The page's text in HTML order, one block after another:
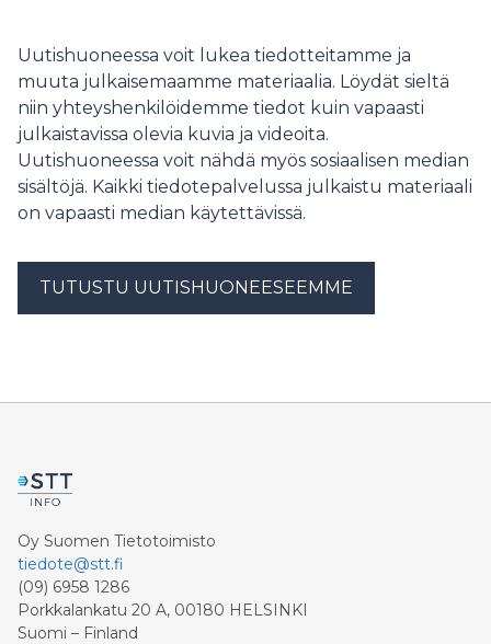
on todennäköisesti hybridiratkaisu, jossa
aurinkopaneelit ja akut toimivat rinnakkain. Tämä
auttaa varastoimaan aurinkoenergiaa silloin, kun
tuotanto on korkeimmillaan, ja hyödyntämään sitä
myöhemmin”, sanoo Arttu Niemelä, Energy Market
Speci
battery will be ready for use in June 2026. The
production of solar energy depends on weather
conditions, so balancing elements are needed to store
excess energy and keep the electricity system in
balance. "As a developer and builder of solar power,
Skarta Energy plans and implements projects in which
battery storage facilities are combined into a whole.
Each new solar farm is considering adding battery
storage, and in the future, each solar farm is likely to
when production is at its highest and utilize it later,"
says Arttu Niemelä, Energy Market Specialist. The
Uutishuoneessa voit lukea tiedotteitamme ja
muuta julkaisemaamme materiaalia. Löydät sieltä
niin yhteyshenkilöidemme tiedot kuin vapaasti
julkaistavissa olevia kuvia ja videoita.
Uutishuoneessa voit nähdä myös sosiaalisen median
sisältöjä. Kaikki tiedotepalvelussa julkaistu materiaali
on vapaasti median käytettävissä.
TUTUSTU UUTISHUONEESEEMME
Oy Suomen Tietotoimisto
tiedote@stt.fi
(09) 6958 1286
Porkkalankatu 20 A, 00180 HELSINKI
Suomi – Finland